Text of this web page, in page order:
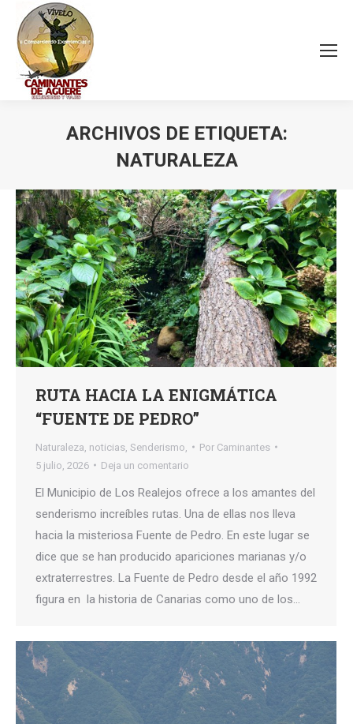
ARCHIVOS DE ETIQUETA:
NATURALEZA
RUTA HACIA LA ENIGMÁTICA
“FUENTE DE PEDRO”
Naturaleza noticias Senderismo, Por Caminantes
5 julio, 2026
Deja un comentario
El Municipio de Los Realejos ofrece a los amantes del
senderismo increíbles rutas. Una de ellas nos lleva
hacia la misteriosa Fuente de Pedro. En este lugar se
dice que se han producido apariciones marianas y/o
extraterrestres. La Fuente de Pedro desde el año 1992
figura en la historia de Canarias como uno de los…